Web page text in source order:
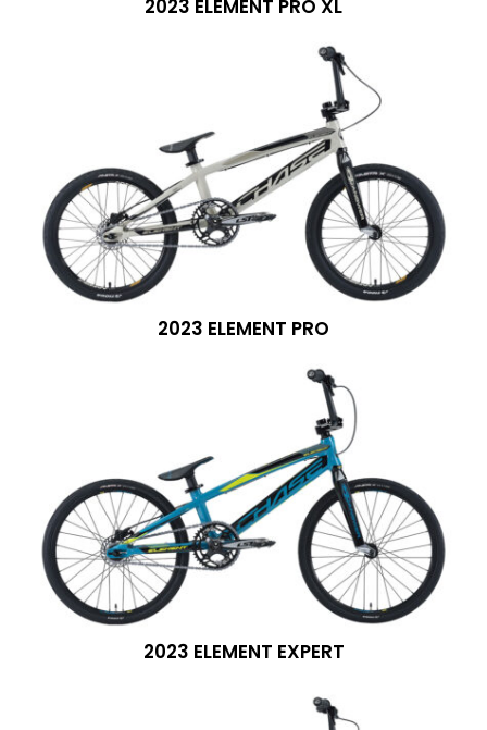
2023 ELEMENT PRO XL
2023 ELEMENT PRO
2023 ELEMENT EXPERT